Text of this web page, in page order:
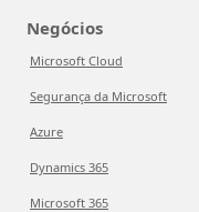
Negócios
Microsoft Cloud
Segurança da Microsoft
Azure
Dynamics 365
Microsoft 365